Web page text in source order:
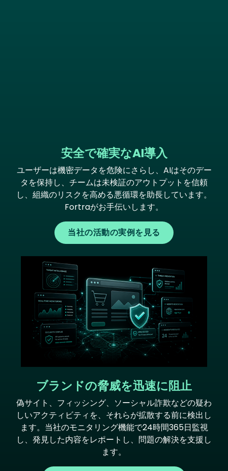
安全で確実なAI導入
ユーザーは機密データを危険にさらし、AIはそのデー
タを保持し、チームは未検証のアウトプットを信頼
し、組織のリスクを高める悪循環を助長しています。
Fortraがお手伝いします。
当社の活動の実例を見る
ブランドの脅威を迅速に阻止
偽サイト、フィッシング、ソーシャル詐欺などの疑わ
しいアクティビティを、それらが拡散する前に検出し
ます。当社のモニタリング機能で24時間365日監視
し、発見した内容をレポートし、問題の解決を支援し
ます。